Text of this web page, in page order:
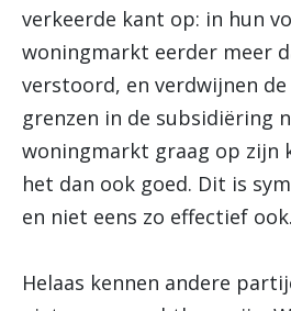
verkeerde kant op: in hun
woningmarkt eerder meer
verstoord, en verdwijnen de
grenzen in de subsidiëring
woningmarkt graag op zijn
het dan ook goed. Dit is
en niet eens zo effectief ook.
Helaas kennen andere